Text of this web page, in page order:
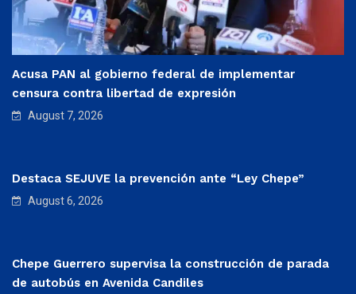
Acusa PAN al gobierno federal de implementar
censura contra libertad de expresión
August 7, 2026
Destaca SEJUVE la prevención ante “Ley Chepe”
August 6, 2026
Chepe Guerrero supervisa la construcción de parada
de autobús en Avenida Candiles